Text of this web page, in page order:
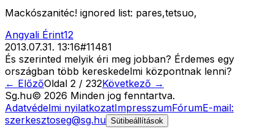
Mackószanitéc! ignored list: pares,tetsuo,
Angyali Érint12
2013.07.31. 13:16#11481
És szerinted melyik éri meg jobban? Érdemes egy
országban több kereskedelmi központnak lenni?
← ElőzőOldal 2 / 232Következő →
Sg.hu© 2026 Minden jog fenntartva.
Adatvédelmi nyilatkozatImpresszumFórumE-mail:
szerkesztoseg@sg.hu Sütibeállítások